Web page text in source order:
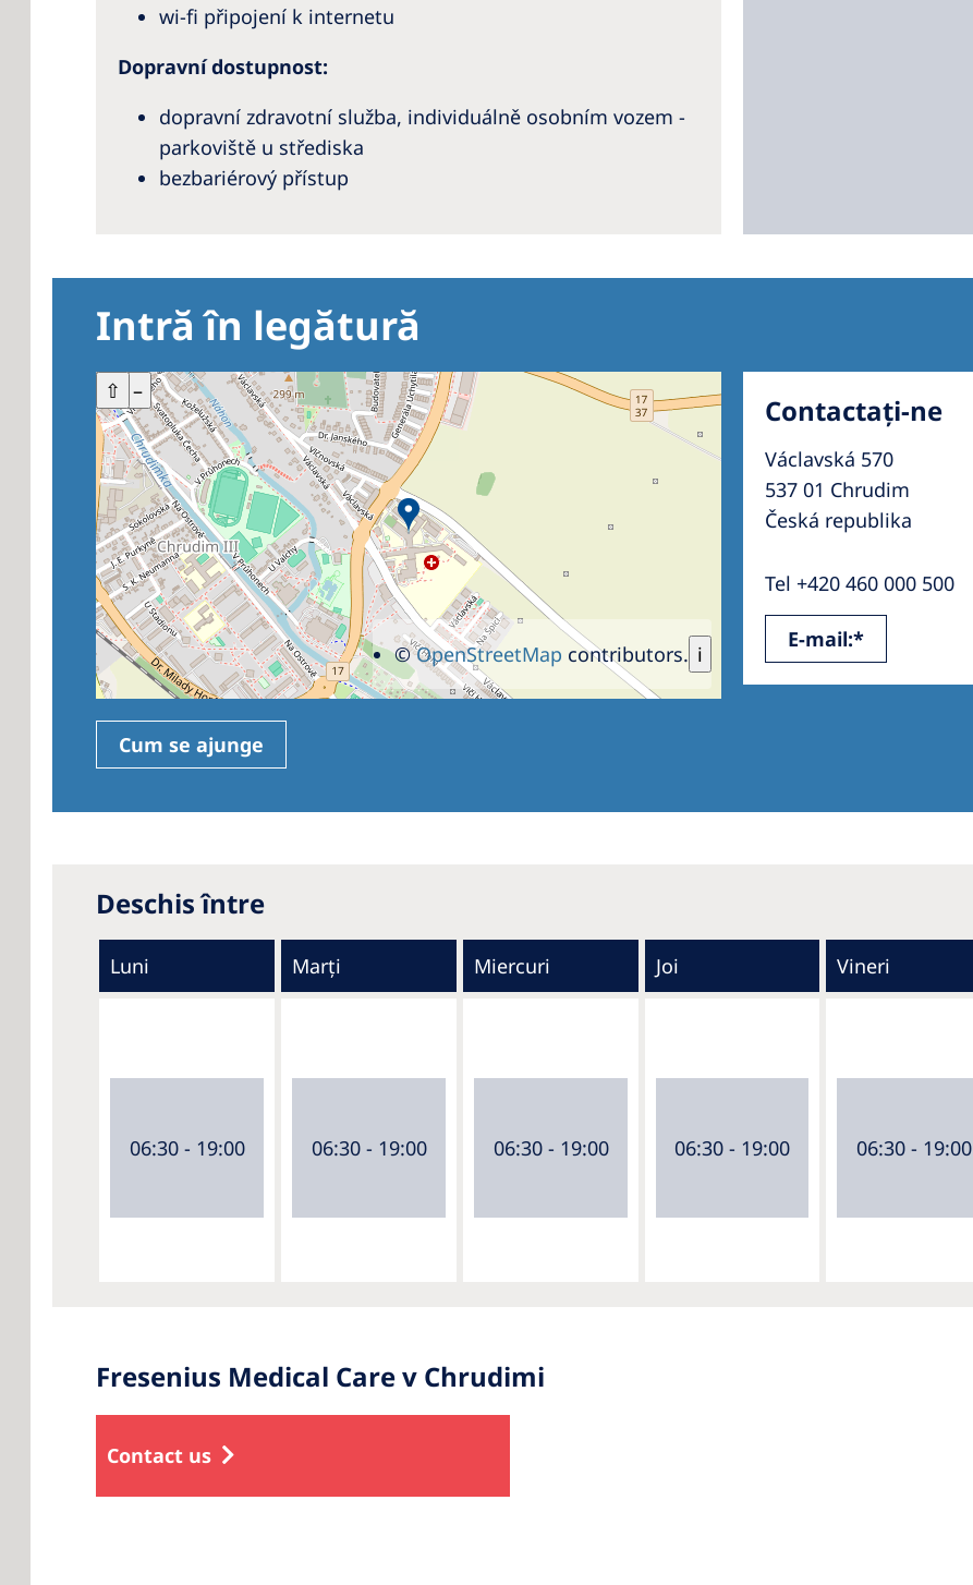
wi-fi připojení k internetu
Dopravní dostupnost:
dopravní zdravotní služba, individuálně osobním vozem -
parkoviště u střediska
bezbariérový přístup
Intră în legătură
+ –
⇧
i
©OpenStreetMap contributors.
Cum se ajunge
Contactați-ne
Václavská 570
537 01 Chrudim
Česká republika
Tel +420 460 000 500
E-mail:*
Deschis între
Luni Marți Miercuri Joi Vineri
06:30 - 19:00 06:30 - 19:00 06:30 - 19:00 06:30 - 19:00 06:30 - 19:00
Fresenius Medical Care v Chrudimi
Contact us